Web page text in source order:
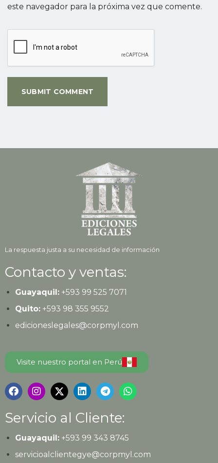
este navegador para la próxima vez que comente.
La respuesta justa a su necesidad de información
Contacto y ventas:
Guayaquil:+593 99 525 7071
Quito:+593 98 355 9552
edicioneslegales@corpmyl.com
Visite nuestro portal en Perú
Servicio al Cliente:
Guayaquil:+593 99 343 8745
servicioalclientegye@corpmyl.com